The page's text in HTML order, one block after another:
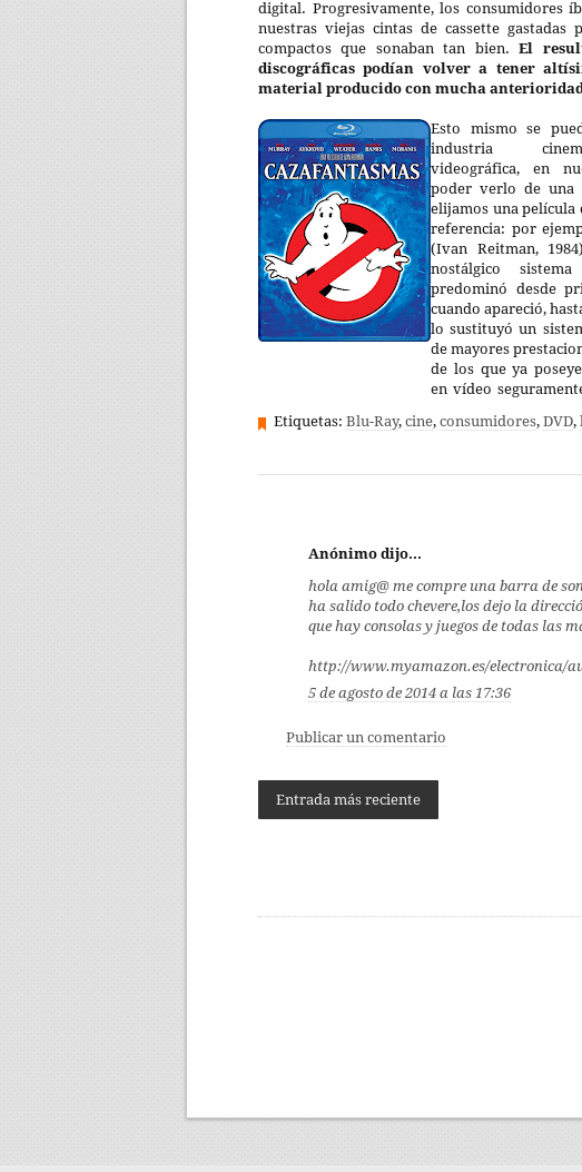
digital. Progresivamente, los consumidores
nuestras viejas cintas de cassette gastadas
compactos que sonaban tan bien. El
discográficas podían volver a tener
material producido con mucha
Esto mismo se
industria
videográfica, en
poder verlo de una
elijamos una película
referencia: por
(Ivan Reitman,
nostálgico
predominó desde
cuando apareció,
lo sustituyó un
de mayores
de los que ya
en vídeo
Etiquetas: Blu-Ray, cine, consumidores, DVD,
Anónimo dijo...
hola amig@ me compre una barra de
ha salido todo chevere,los dejo la
que hay consolas y juegos de todas las
http://www.myamazon.es/electronica/
5 de agosto de 2014 a las 17:36
Publicar un comentario
Entrada más reciente